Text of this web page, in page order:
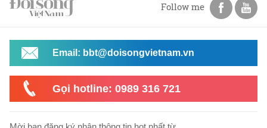
Follow me
Email: bbt@doisongvietnam.vn
Gọi hotline: 0989 316 721